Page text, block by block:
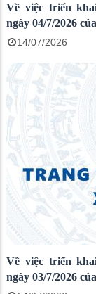
Về việc triển
ngày 04/7/2026
14/07/2026
Về việc triển
ngày 03/7/2026